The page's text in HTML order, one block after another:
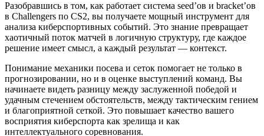
Разобравшись в том, как работает система seed’ов и bracket’ов
в Challengers по CS2, вы получаете мощный инструмент для
анализа киберспортивных событий. Это знание превращает
хаотичный поток матчей в логичную структуру, где каждое
решение имеет смысл, а каждый результат — контекст.
Понимание механики посева и сеток помогает не только в
прогнозировании, но и в оценке выступлений команд. Вы
начинаете видеть разницу между заслуженной победой и
удачным стечением обстоятельств, между тактическим гением
и благоприятной сеткой. Это повышает качество вашего
восприятия киберспорта как зрелища и как
интеллектуального соревнования.